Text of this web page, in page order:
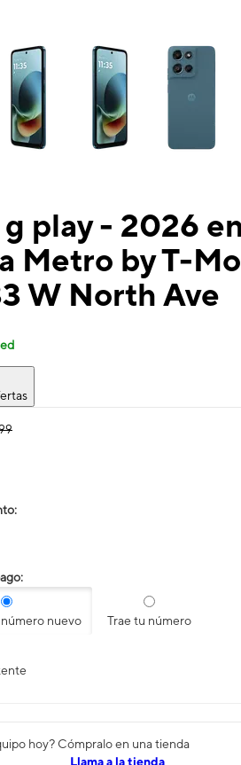
a column of small thumbnails.
play - 2026
Metro by T-
W North Ave
nuevo Trae tu número
hoy? Cómpralo en una tienda
​​​​​​​Llama a la tienda